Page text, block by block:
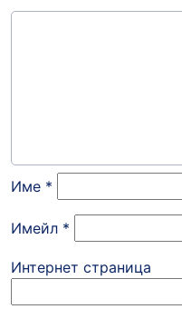
Име *
Имейл *
Интернет страница